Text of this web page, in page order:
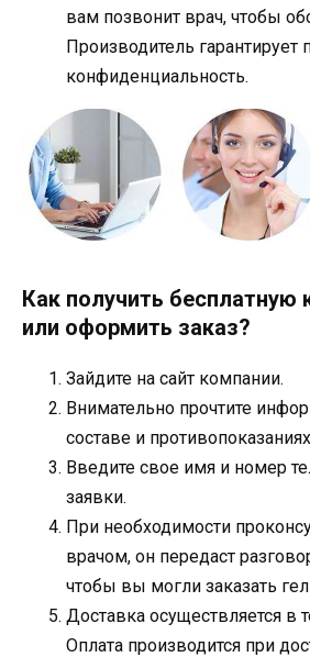
вам позвонит врач, чтобы
Производитель гарантирует
конфиденциальность.
Как получить бесплатную
или оформить заказ?
Зайдите на сайт компании.
Внимательно прочтите
составе и
Введите свое имя и номер
заявки.
При необходимости
врачом, он передаст
чтобы вы могли заказать
Доставка осуществляется в
Оплата производится при